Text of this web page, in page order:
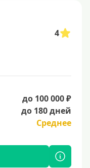
4
до 100 000 ₽
до 180 дней
Среднее